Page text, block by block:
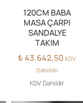
120CM BABA
MASA ÇARPI
SANDALYE
TAKIM
₺43.642,50 KDV
Dahilldir
KDV Dahildir